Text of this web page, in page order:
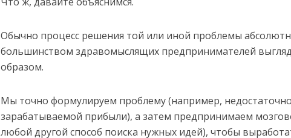
Обычно процесс решения той или иной проблемы
большинством здравомыслящих предпринимателей
образом.
Мы точно формулируем проблему (например,
зарабатываемой прибыли), а затем предпринимаем
любой другой способ поиска нужных идей), чтобы